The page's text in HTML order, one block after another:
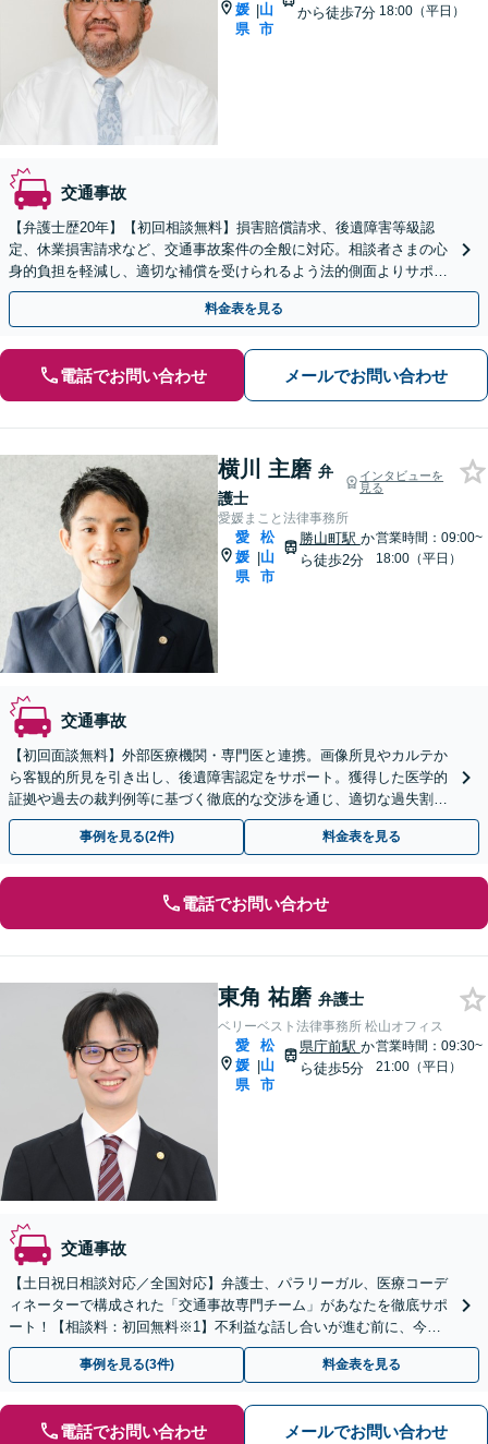
媛
県
|山
市
から徒歩7分 18:00（平日）
交通事故
【弁護士歴20年】【初回相談無料】損害賠償請求、後遺障害等級認
定、休業損害請求など、交通事故案件の全般に対応。相談者さまの心
身的負担を軽減し、適切な補償を受けられるよう法的側面よりサポー
トいたします【弁護士特約利用OK】【市役所前駅6分】
料金表を見る
電話でお問い合わせ メールでお問い合わせ
横川 主磨 弁
護士
インタビューを
見る
愛媛まこと法律事務所
愛
媛
県
|
松
山
市
勝山町駅 か
ら徒歩2分
営業時間：09:00~
18:00（平日）
交通事故
【初回面談無料】外部医療機関・専門医と連携。画像所見やカルテか
ら客観的所見を引き出し、後遺障害認定をサポート。獲得した医学的
証拠や過去の裁判例等に基づく徹底的な交渉を通じ、適切な過失割合
の算定等に基づく真に適正な賠償獲得を目指します。
事例を見る(2件) 料金表を見る
電話でお問い合わせ
東角 祐磨 弁護士
ベリーベスト法律事務所 松山オフィス
愛
媛
県
|
松
山
市
県庁前駅 か
ら徒歩5分
営業時間：09:30~
21:00（平日）
交通事故
【土日祝日相談対応／全国対応】弁護士、パラリーガル、医療コーデ
ィネーターで構成された「交通事故専門チーム」があなたを徹底サポ
ート！【相談料：初回無料※1】不利益な話し合いが進む前に、今す
ぐ相談！
事例を見る(3件) 料金表を見る
電話でお問い合わせ メールでお問い合わせ